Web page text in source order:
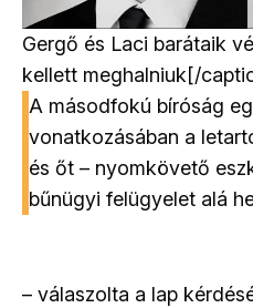
Gergő és Laci barátaik
kellett meghalniuk[/
A másodfokú bíróság
vonatkozásában a
és őt – nyomkövető
bűnügyi felügyelet alá
– válaszolta a lap